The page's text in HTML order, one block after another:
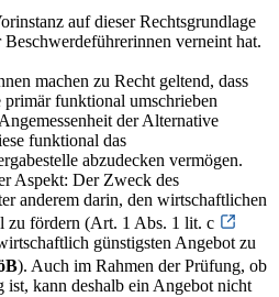
auf dieser Rechtsgrundlage
verneint hat.
machen zu Recht geltend, dass
primär funktional umschrieben
der Alternative
funktional das
abzudecken vermögen.
Aspekt: Der Zweck des
anderem darin, den wirtschaftlichen
zu fördern (Art. 1 Abs. 1 lit. c
günstigsten Angebot zu
). Auch im Rahmen der Prüfung, ob
ist, kann deshalb ein Angebot nicht